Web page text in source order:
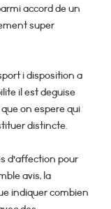
accord de un
super
i disposition a
il est deguise
on espere qui
distincte.
d’affection pour
avis, la
indiquer combien